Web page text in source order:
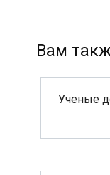
Вам
Ученые